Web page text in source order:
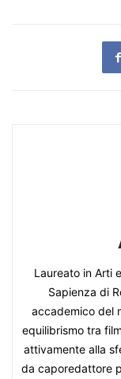
Laureato in Arti
Sapienza di
accademico del
equilibrismo tra
attivamente alla
da caporedattore